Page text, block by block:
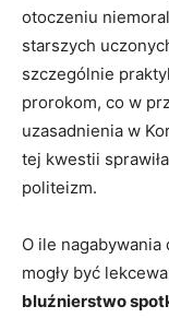
otoczeniu
starszych
szczególnie
prorokom, co w
uzasadnienia w
tej kwestii
politeizm.
O ile
mogły być
bluźnierstwo